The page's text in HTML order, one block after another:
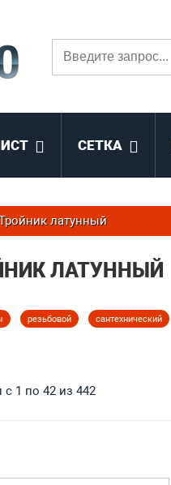
СЕТКА
латунный
ЛАТУННЫЙ
резьбовой сантехнический
1 по 42 из 442